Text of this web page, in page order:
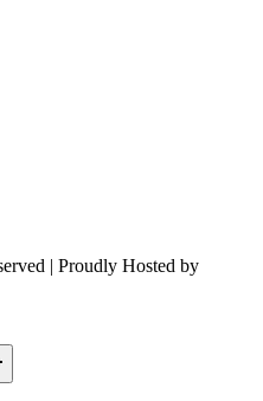
| Proudly Hosted by